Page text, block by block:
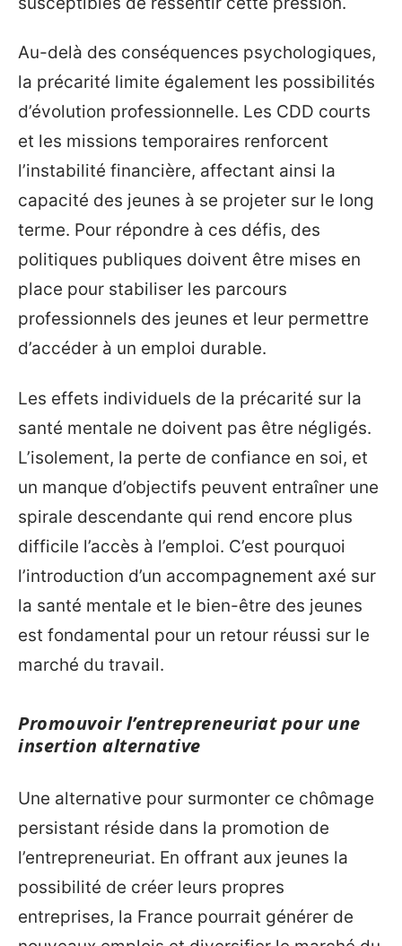
Au-delà des conséquences psychologiques,
la précarité limite également les possibilités
d’évolution professionnelle. Les CDD courts
et les missions temporaires renforcent
l’instabilité financière, affectant ainsi la
capacité des jeunes à se projeter sur le long
terme. Pour répondre à ces défis, des
politiques publiques doivent être mises en
place pour stabiliser les parcours
professionnels des jeunes et leur permettre
d’accéder à un emploi durable.
Les effets individuels de la précarité sur la
santé mentale ne doivent pas être négligés.
L’isolement, la perte de confiance en soi, et
un manque d’objectifs peuvent entraîner une
spirale descendante qui rend encore plus
difficile l’accès à l’emploi. C’est pourquoi
l’introduction d’un accompagnement axé sur
la santé mentale et le bien-être des jeunes
est fondamental pour un retour réussi sur le
marché du travail.
Promouvoir l’entrepreneuriat pour une
insertion alternative
Une alternative pour surmonter ce chômage
persistant réside dans la promotion de
l’entrepreneuriat. En offrant aux jeunes la
possibilité de créer leurs propres
entreprises, la France pourrait générer de